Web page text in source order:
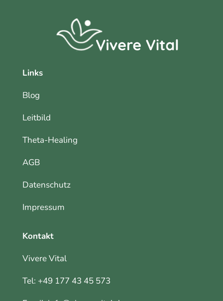
Links
Blog
Leitbild
Theta-Healing
AGB
Datenschutz
Impressum
Kontakt
Vivere Vital
Tel: +49 177 43 45 573